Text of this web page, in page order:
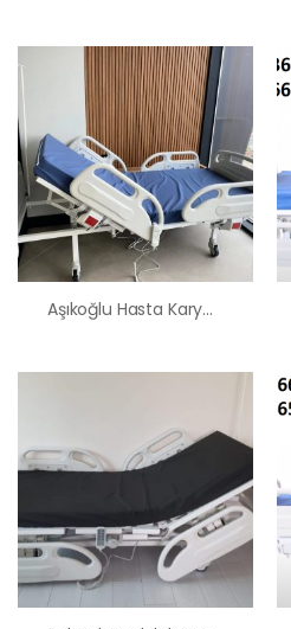
Aşıkoğlu Hasta Karyolası Satış Kiralama Fiyatı